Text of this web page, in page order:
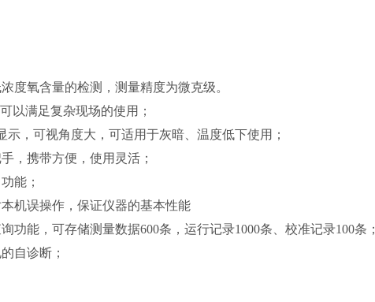
特在全国二十多个省、市、自治区形成销售网络，产品遍布电厂、
立了长期稳定的合作关系，力争为用户提供
行业的发展做出巨大的贡献。
度氧含量的检测，测量精度为微克级。
以满足复杂现场的使用；
，可视角度大，可适用于灰暗、温度低下使用；
，携带方便，使用灵活；
能；
机误操作，保证仪器的基本性能
能，可存储测量数据600条，运行记录1000条、校准记录100条；
自诊断；